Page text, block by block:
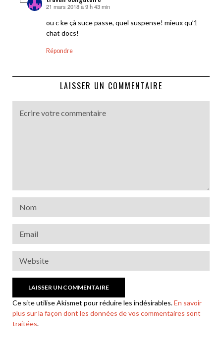
dit :
21 mars 2018 à 9 h 43 min
ou c ke çà suce passe, quel suspense! mieux qu’1
chat docs!
Répondre
LAISSER UN COMMENTAIRE
Ce site utilise Akismet pour réduire les indésirables.En savoir
plus sur la façon dont les données de vos commentaires sont
traitées.